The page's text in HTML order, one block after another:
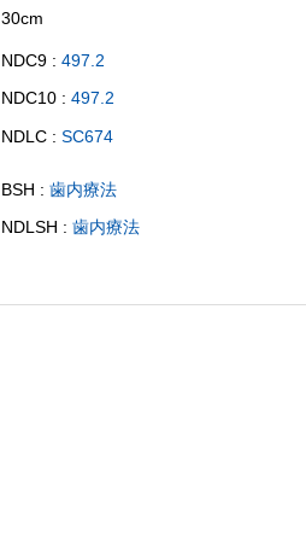
30cm
NDC9 : 497.2
NDC10 : 497.2
NDLC : SC674
BSH : 歯内療法
NDLSH : 歯内療法